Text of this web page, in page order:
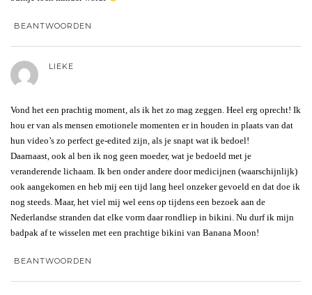
BEANTWOORDEN
LIEKE
Vond het een prachtig moment, als ik het zo mag zeggen. Heel erg oprecht! Ik
hou er van als mensen emotionele momenten er in houden in plaats van dat
hun video’s zo perfect ge-edited zijn, als je snapt wat ik bedoel!
Daarnaast, ook al ben ik nog geen moeder, wat je bedoeld met je
veranderende lichaam. Ik ben onder andere door medicijnen (waarschijnlijk)
ook aangekomen en heb mij een tijd lang heel onzeker gevoeld en dat doe ik
nog steeds. Maar, het viel mij wel eens op tijdens een bezoek aan de
Nederlandse stranden dat elke vorm daar rondliep in bikini. Nu durf ik mijn
badpak af te wisselen met een prachtige bikini van Banana Moon!
BEANTWOORDEN